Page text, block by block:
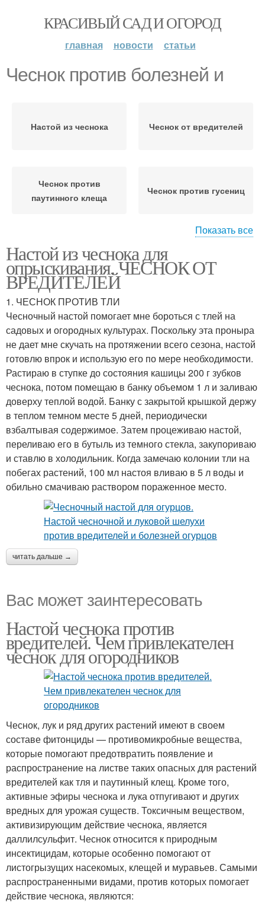
КРАСИВЫЙ САД И ОГОРОД
главная новости статьи
Чеснок против болезней и
Настой из чеснока Чеснок от вредителей
Чеснок против
паутинного клеща
Чеснок против гусениц
Чеснок против
крестоцветной блошки
колорадского жука
Болезный огурцов Чеснок на воде
Настойки из чеснока Чеснок для клубники
Показать все
Настой из чеснока для
опрыскивания. ЧЕСНОК ОТ
ВРЕДИТЕЛЕЙ
1. ЧЕСНОК ПРОТИВ ТЛИ
Чесночный настой помогает мне бороться с тлей на
садовых и огородных культурах. Поскольку эта проныра
не дает мне скучать на протяжении всего сезона, настой
готовлю впрок и использую его по мере необходимости.
Растираю в ступке до состояния кашицы 200 г зубков
чеснока, потом помещаю в банку объемом 1 л и заливаю
доверху теплой водой. Банку с закрытой крышкой держу
в теплом темном месте 5 дней, периодически
взбалтывая содержимое. Затем процеживаю настой,
переливаю его в бутыль из темного стекла, закупориваю
и ставлю в холодильник. Когда замечаю колонии тли на
побегах растений, 100 мл настоя вливаю в 5 л воды и
обильно смачиваю раствором пораженное место.
читать дальше →
Вас может заинтересовать
Настой чеснока против
вредителей. Чем привлекателен
чеснок для огородников
Чеснок, лук и ряд других растений имеют в своем
составе фитонциды — противомикробные вещества,
которые помогают предотвратить появление и
распространение на листве таких опасных для растений
вредителей как тля и паутинный клещ. Кроме того,
активные эфиры чеснока и лука отпугивают и других
вредных для урожая существ. Токсичным веществом,
активизирующим действие чеснока, является
даллилсульфит. Чеснок относится к природным
инсектицидам, которые особенно помогают от
листогрызущих насекомых, клещей и муравьев. Самыми
распространенными видами, против которых помогает
действие чеснока, являются: